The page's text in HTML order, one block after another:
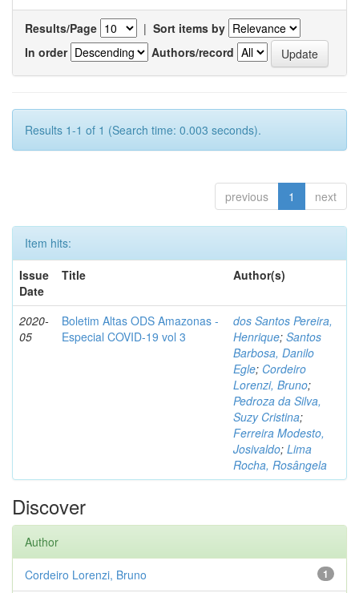
Results/Page | Sort items by
In order
Authors/record
Results 1-1 of 1 (Search time: 0.003 seconds).
previous 1 next
Item hits:
Issue
Date
Title Author(s)
2020-
05
Boletim Altas ODS Amazonas -
Especial COVID-19 vol 3
dos Santos Pereira,
Henrique; Santos
Barbosa, Danilo
Egle; Cordeiro
Lorenzi, Bruno;
Pedroza da Silva,
Suzy Cristina;
Ferreira Modesto,
Josivaldo; Lima
Rocha, Rosângela
Discover
Author
1
Cordeiro Lorenzi, Bruno